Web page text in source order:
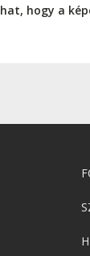
hogy a